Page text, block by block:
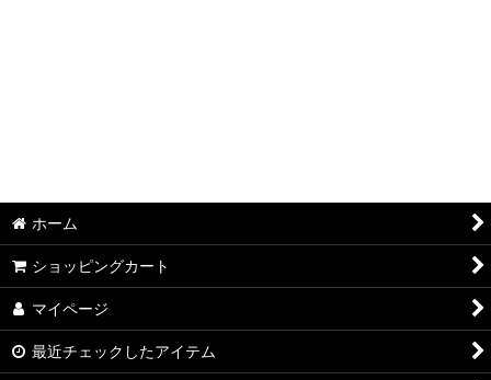
ホーム
ショッピングカート
マイページ
最近チェックしたアイテム